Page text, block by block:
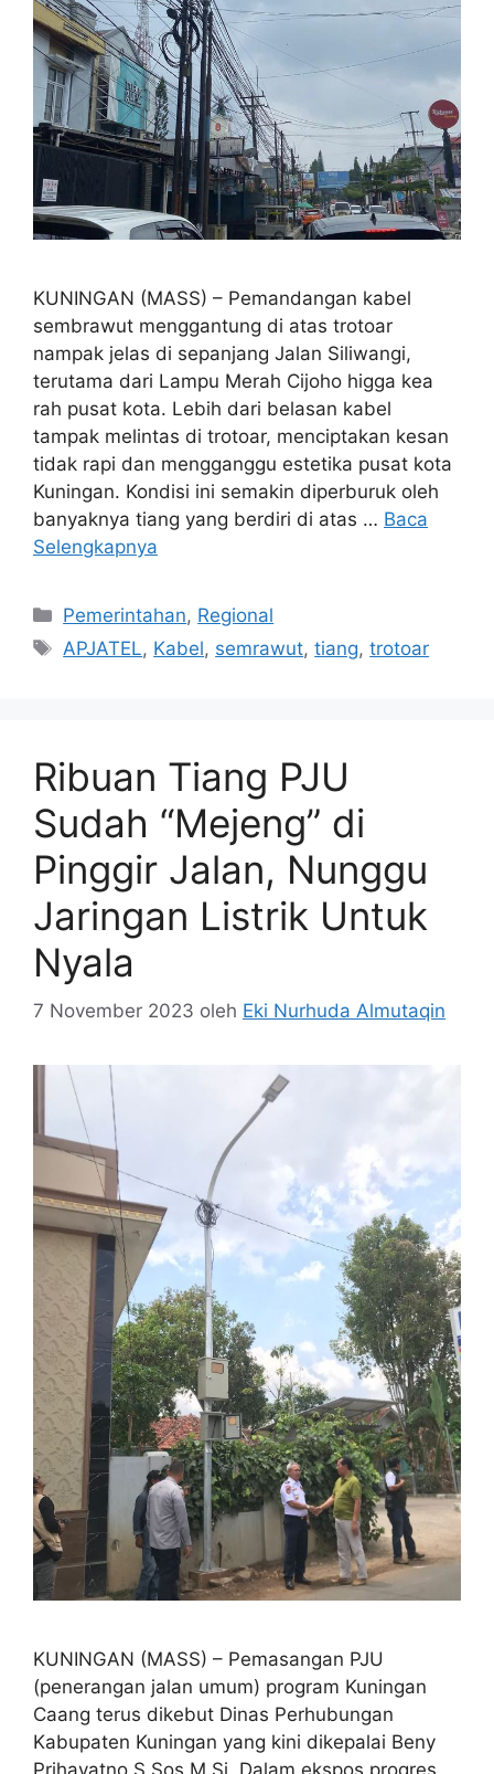
KUNINGAN (MASS) – Pemandangan kabel
sembrawut menggantung di atas trotoar
nampak jelas di sepanjang Jalan Siliwangi,
terutama dari Lampu Merah Cijoho higga kea
rah pusat kota. Lebih dari belasan kabel
tampak melintas di trotoar, menciptakan kesan
tidak rapi dan mengganggu estetika pusat kota
Kuningan. Kondisi ini semakin diperburuk oleh
banyaknya tiang yang berdiri di atas … Baca
Selengkapnya
Kategori
Pemerintahan, Regional
Tag
APJATEL, Kabel, semrawut,tiang,trotoar
Ribuan Tiang PJU
Sudah “Mejeng” di
Pinggir Jalan, Nunggu
Jaringan Listrik Untuk
Nyala
7 November 2023 oleh Eki Nurhuda Almutaqin
KUNINGAN (MASS) – Pemasangan PJU
(penerangan jalan umum) program Kuningan
Caang terus dikebut Dinas Perhubungan
Kabupaten Kuningan yang kini dikepalai Beny
Prihayatno S Sos M Si. Dalam ekspos progres